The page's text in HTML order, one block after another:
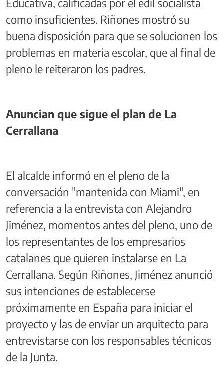
como insuficientes. Riñones mostró su
buena disposición para que se solucionen los
problemas en materia escolar, que al final de
pleno le reiteraron los padres.
Anuncian que sigue el plan de La
Cerrallana
El alcalde informó en el pleno de la
conversación "mantenida con Miami", en
referencia a la entrevista con Alejandro
Jiménez, momentos antes del pleno, uno de
los representantes de los empresarios
catalanes que quieren instalarse en La
Cerrallana. Según Riñones, Jiménez anunció
sus intenciones de establecerse
próximamente en España para iniciar el
proyecto y las de enviar un arquitecto para
entrevistarse con los responsables técnicos
de la Junta.